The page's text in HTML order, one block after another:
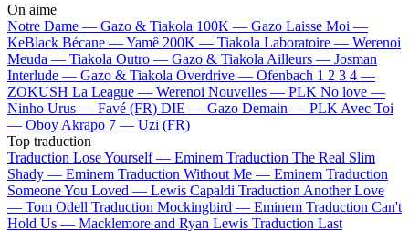
On aime
Notre Dame — Gazo & Tiakola 100K — Gazo Laisse Moi —
KeBlack Bécane —Yamê 200K — Tiakola Laboratoire — Werenoi
Meuda — Tiakola Outro — Gazo & Tiakola Ailleurs — Josman
Interlude — Gazo & Tiakola Overdrive — Ofenbach 1 2 3 4 —
ZOKUSH La League — Werenoi Nouvelles — PLK No love —
Ninho Urus — Favé (FR) DIE — Gazo Demain — PLK Avec Toi
— Oboy Akrapo 7 — Uzi (FR)
Top traduction
Traduction Lose Yourself — Eminem Traduction The Real Slim
Shady — Eminem Traduction Without Me — Eminem Traduction
Someone You Loved — Lewis Capaldi Traduction Another Love
— Tom Odell Traduction Mockingbird — Eminem Traduction Can't
Hold Us — Macklemore and Ryan Lewis Traduction Last